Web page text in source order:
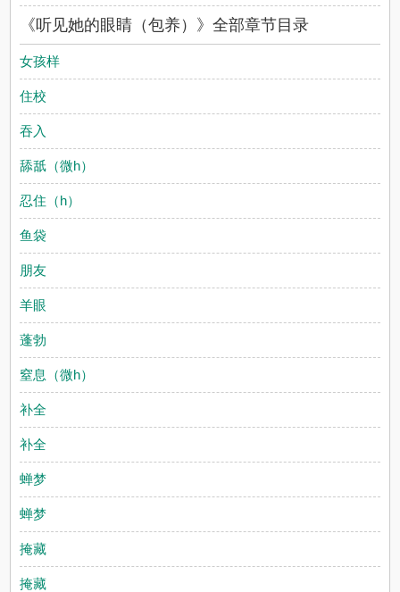
《听见她的眼睛（包养）》全部章节目录
女孩样
住校
吞入
舔舐（微h）
忍住（h）
鱼袋
朋友
羊眼
蓬勃
窒息（微h）
补全
补全
蝉梦
蝉梦
掩藏
掩藏